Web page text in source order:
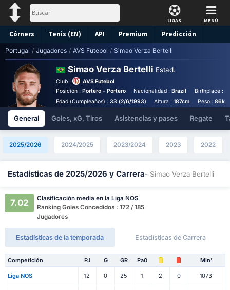
LIGAS MENÚ
Córners Tenis (EN) API Premium Predicción
Portugal / Jugadores / AVS Futebol / Simao Verza Bertelli
Simao Verza Bertelli Estad.
Club :
AVS Futebol
Posición : Portero - Portero Nacionalidad :Brazil Birthplace :
Edad (Cumpleaños) : 33 (2/6/1993) Altura :187cm Peso : 86kg
General Goles, xG, Tiros Asistencias y pases Regate
2025/2026 2024/2025 2023/2024 2023 2022
Estadísticas de 2025/2026 y Carrera- Simao Verza Bertelli
7.02
Clasificación media en la Liga NOS
Ranking Goles Concedidos : 172 / 185
Jugadores
Estadísticas de la temporada Estadísticas de Carrera
Competición PJ G GR Pa0 Min'
Liga NOS 12 0 25 1 2 0 1073'